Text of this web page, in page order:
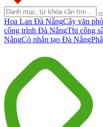
Hoa Lan Đà NẵngCây văn
công trình Đà NẵngThi công
NẵngCỏ nhân tạo Đà Nẵng